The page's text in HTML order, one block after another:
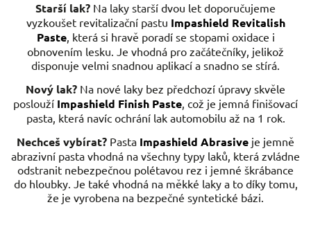
Starší lak? Na laky starší dvou let doporučujeme
vyzkoušet revitalizační pastu Impashield Revitalish
Paste, která si hravě poradí se stopami oxidace i
obnovením lesku. Je vhodná pro začátečníky, jelikož
disponuje velmi snadnou aplikací a snadno se stírá.
Nový lak? Na nové laky bez předchozí úpravy skvěle
poslouží Impashield Finish Paste, což je jemná finišovací
pasta, která navíc ochrání lak automobilu až na 1 rok.
Nechceš vybírat? Pasta Impashield Abrasive je jemně
abrazivní pasta vhodná na všechny typy laků, která zvládne
odstranit nebezpečnou polétavou rez i jemné škrábance
do hloubky. Je také vhodná na měkké laky a to díky tomu,
že je vyrobena na bezpečné syntetické bázi.